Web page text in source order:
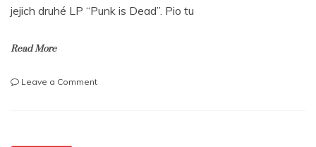
jejich druhé LP “Punk is Dead”. Pio tu
Read More
Leave a Commenton